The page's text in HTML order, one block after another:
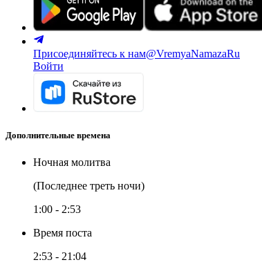
Присоединяйтесь к нам@VremyaNamazaRu
Войти
Дополнительные времена
Ночная молитва
(Последнее треть ночи)
1:00 - 2:53
Время поста
2:53 - 21:04